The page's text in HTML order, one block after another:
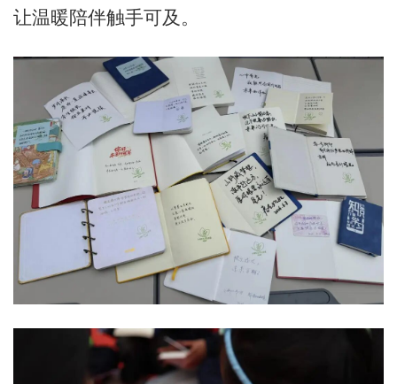
让温暖陪伴触手可及。